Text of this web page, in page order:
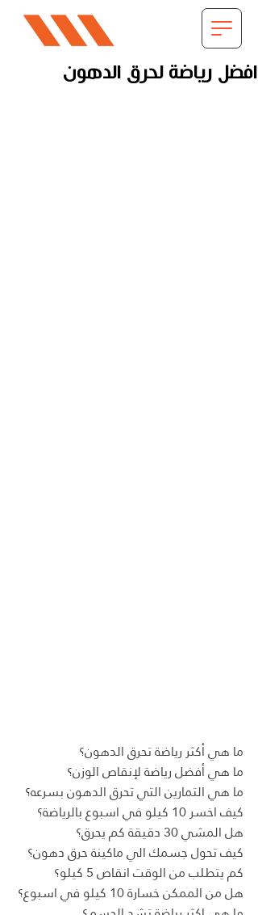
افضل رياضة لحرق الدهون
ما هي أكثر رياضة تحرق الدهون؟
ما هي أفضل رياضة لإنقاص الوزن؟
ما هي التمارين التي تحرق الدهون بسرعه؟
كيف اخسر 10 كيلو في اسبوع بالرياضة؟
هل المشي 30 دقيقة كم يحرق؟
كيف تحول جسمك الي ماكينة حرق دهون؟
كم يتطلب من الوقت انقاص 5 كيلو؟
هل من الممكن خسارة 10 كيلو في اسبوع؟